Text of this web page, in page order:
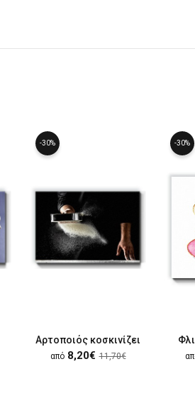
-30%
Αρτοποιός κοσκινίζει
από 8,20€ 11,70€
-30%